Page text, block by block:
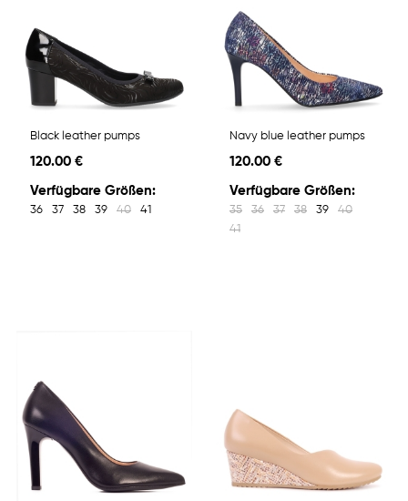
Black leather pumps
120.00 €
Verfügbare Größen:
36 37 38 39 40 41
Navy blue leather pumps
120.00 €
Verfügbare Größen:
35 36 37 38 39
40
41